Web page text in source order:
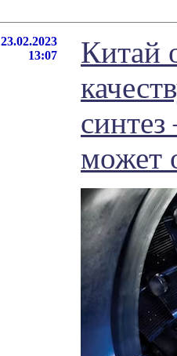
23.02.2023
13:07
Китай
может